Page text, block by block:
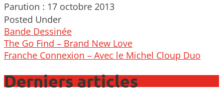
Parution : 17 octobre 2013
Posted Under
Bande Dessinée
Post
navigation
The Go Find – Brand New Love
Franche Connexion – Avec le Michel Cloup Duo
Derniers articles